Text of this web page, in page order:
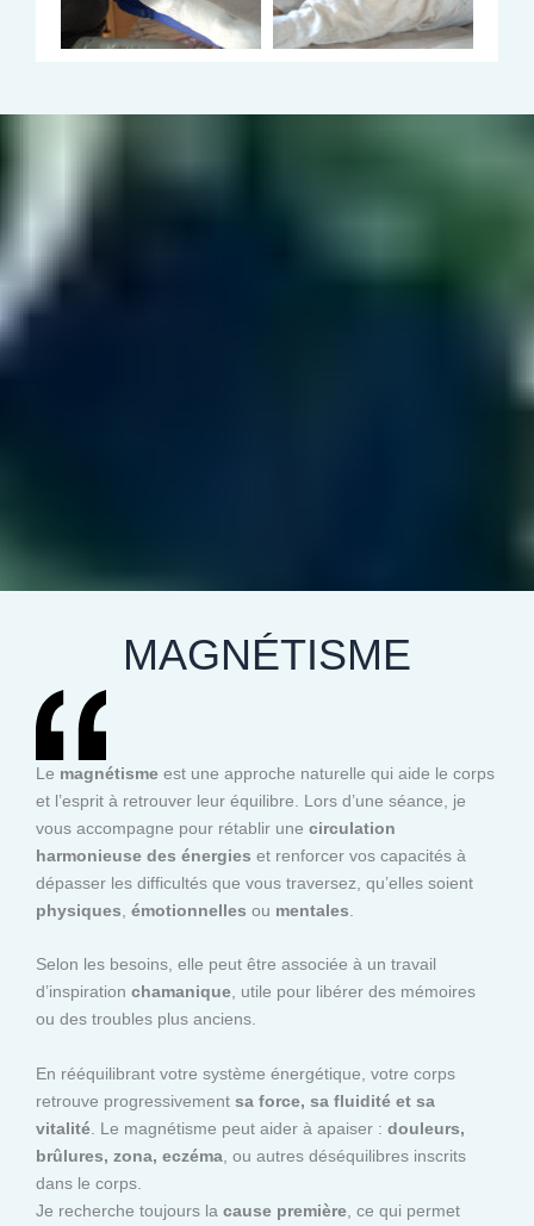
MAGNÉTISME
Le magnétisme est une approche naturelle qui aide le corps
et l’esprit à retrouver leur équilibre. Lors d’une séance, je
vous accompagne pour rétablir une circulation
harmonieuse des énergies et renforcer vos capacités à
dépasser les difficultés que vous traversez, qu’elles soient
physiques émotionnelles ou mentales
Selon les besoins, elle peut être associée à un travail
d’inspiration chamanique, utile pour libérer des mémoires
ou des troubles plus anciens.
En rééquilibrant votre système énergétique, votre corps
retrouve progressivement sa force, sa fluidité et sa
vitalité . Le magnétisme peut aider à apaiser : douleurs,
brûlures, zona, eczéma , ou autres déséquilibres inscrits
dans le corps.
Je recherche toujours la cause première , ce qui permet